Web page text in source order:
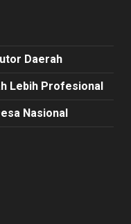
Daerah
Lebih Profesional
Nasional